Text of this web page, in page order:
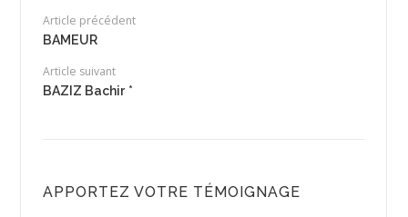
Article précédent
BAMEUR
Article suivant
BAZIZ Bachir *
APPORTEZ VOTRE TÉMOIGNAGE